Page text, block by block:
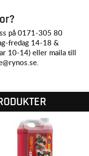
på 0171-305 80
fredag 14-18 &
10-14) eller maila till